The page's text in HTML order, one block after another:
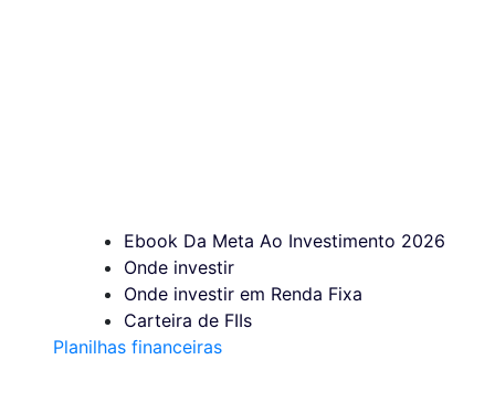
Ebook Da Meta Ao Investimento 2026
Onde investir
Onde investir em Renda Fixa
Carteira de FIIs
Planilhas financeiras